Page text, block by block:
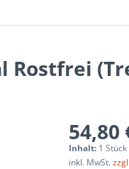
Rostfrei
54,80
Inhalt: 1 Stück
inkl. MwSt.